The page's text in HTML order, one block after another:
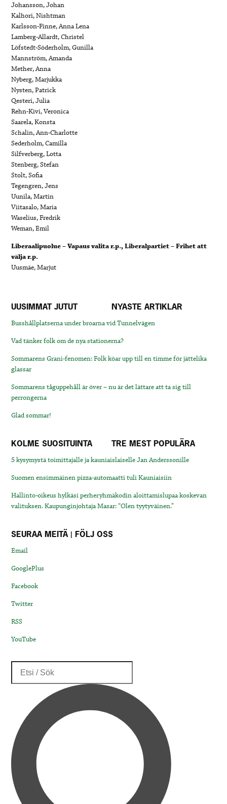
Johansson, Johan
Kalhori, Nishtman
Karlsson-Finne, Anna Lena
Lamberg-Allardt, Christel
Löfstedt-Söderholm, Gunilla
Mannström, Amanda
Mether, Anna
Nyberg, Marjukka
Nysten, Patrick
Qesteri, Julia
Rehn-Kivi, Veronica
Saarela, Konsta
Schalin, Ann-Charlotte
Sederholm, Camilla
Silfverberg, Lotta
Stenberg, Stefan
Stolt, Sofia
Tegengren, Jens
Uunila, Martin
Viitasalo, Maria
Waselius, Fredrik
Weman, Emil
Liberaalipuolue – Vapaus valita r.p., Liberalpartiet – Frihet att
välja r.p.
Uusmäe, Marjut
UUSIMMAT JUTUT NYASTE ARTIKLAR
Busshållplatserna under broarna vid Tunnelvägen
Vad tänker folk om de nya stationerna?
Sommarens Grani-fenomen: Folk köar upp till en timme för jättelika
glassar
Sommarens tåguppehåll är över – nu är det lättare att ta sig till
perrongerna
Glad sommar!
KOLME SUOSITUINTA TRE MEST POPULÄRA
5 kysymystä toimittajalle ja kauniaislaiselle Jan Anderssonille
Suomen ensimmäinen pizza-automaatti tuli Kauniaisiin
Hallinto-oikeus hylkäsi perheryhmäkodin aloittamislupaa koskevan
valituksen. Kaupunginjohtaja Masar: “Olen tyytyväinen.”
SEURAA MEITÄ | FÖLJ OSS
Email
GooglePlus
Facebook
Twitter
RSS
YouTube